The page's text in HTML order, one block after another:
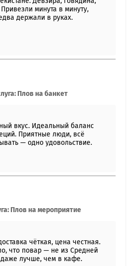
минута в минуту,
держали в руках.
Плов на банкет
вкус. Идеальный баланс
Приятные люди, всё
— одно удовольствие.
Плов на мероприятие
чёткая, цена честная.
что повар — не из Средней
даже лучше, чем в кафе.